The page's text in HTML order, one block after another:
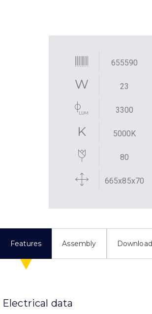
655590
23
3300
5000K
80
665x85x70
Features Assembly Download
Electrical data